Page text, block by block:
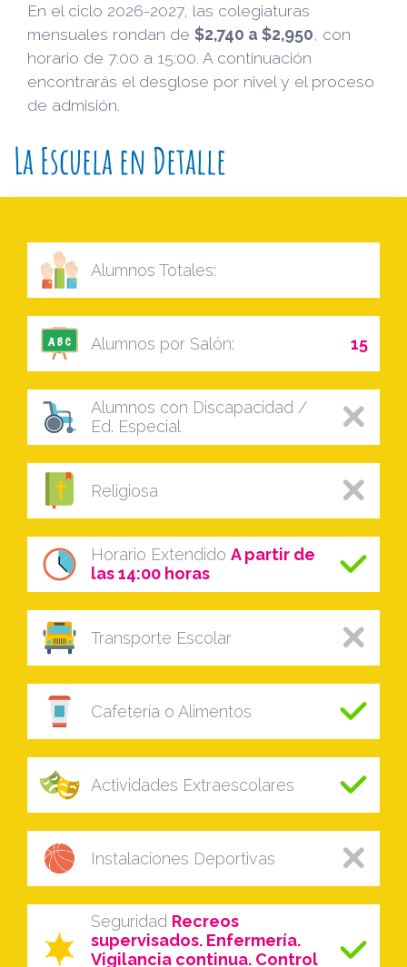
En el ciclo 2026-2027, las colegiaturas
mensuales rondan de $2,740 a $2,950 , con
horario de 7:00 a 15:00. A continuación
encontrarás el desglose por nivel y el proceso
de admisión.
La Escuela en Detalle
Alumnos Totales:
Alumnos por Salón: 15
Alumnos con Discapacidad /
Ed. Especial
Religiosa
Horario Extendido A partir de
las 14:00 horas
Transporte Escolar
Cafetería o Alimentos
Actividades Extraescolares
Instalaciones Deportivas
Seguridad Recreos
supervisados. Enfermería.
Vigilancia continua. Control